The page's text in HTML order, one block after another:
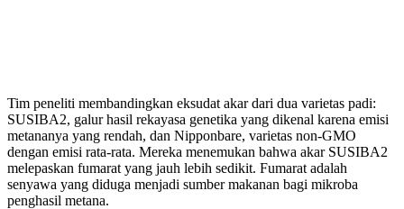
Tim peneliti membandingkan eksudat akar dari dua varietas padi:
SUSIBA2, galur hasil rekayasa genetika yang dikenal karena emisi
metananya yang rendah, dan Nipponbare, varietas non-GMO
dengan emisi rata-rata. Mereka menemukan bahwa akar SUSIBA2
melepaskan fumarat yang jauh lebih sedikit. Fumarat adalah
senyawa yang diduga menjadi sumber makanan bagi mikroba
penghasil metana.